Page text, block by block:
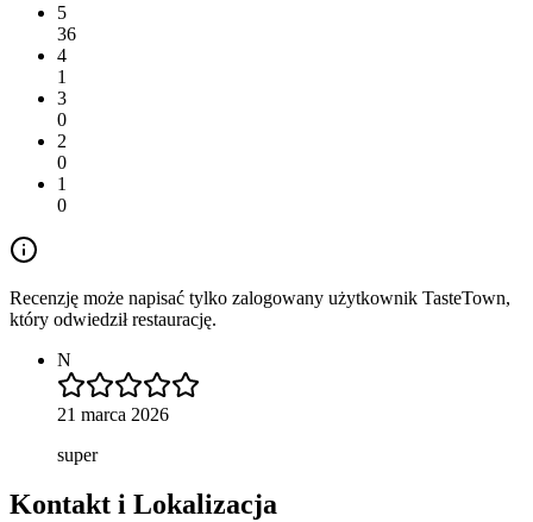
5
36
4
1
3
0
2
0
1
0
Recenzję może napisać tylko zalogowany użytkownik TasteTown,
który odwiedził restaurację.
N
21 marca 2026
super
Kontakt i Lokalizacja